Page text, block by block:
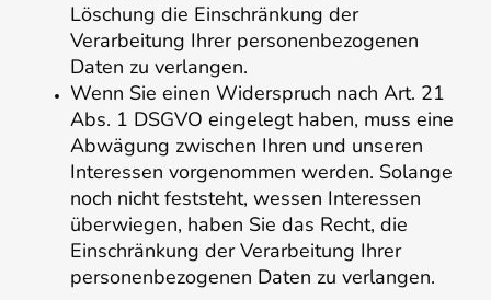
Löschung die Einschränkung der
Verarbeitung Ihrer personenbezogenen
Daten zu verlangen.
Wenn Sie einen Widerspruch nach Art. 21
Abs. 1 DSGVO eingelegt haben, muss eine
Abwägung zwischen Ihren und unseren
Interessen vorgenommen werden. Solange
noch nicht feststeht, wessen Interessen
überwiegen, haben Sie das Recht, die
Einschränkung der Verarbeitung Ihrer
personenbezogenen Daten zu verlangen.